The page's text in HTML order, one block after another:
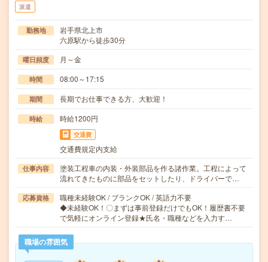
派遣
勤務地
岩手県北上市
六原駅から徒歩30分
曜日頻度 月～金
時間 08:00～17:15
期間 長期でお仕事できる方、大歓迎！
時給 時給1200円
交通費
交通費規定内支給
仕事内容
塗装工程車の内装・外装部品を作る諸作業。工程によって
流れてきたものに部品をセットしたり、ドライバーで…
応募資格
職種未経験OK / ブランクOK / 英語力不要
◆未経験OK！〇まずは事前登録だけでもOK！履歴書不要
で気軽にオンライン登録★氏名・職種などを入力す…
職場の雰囲気